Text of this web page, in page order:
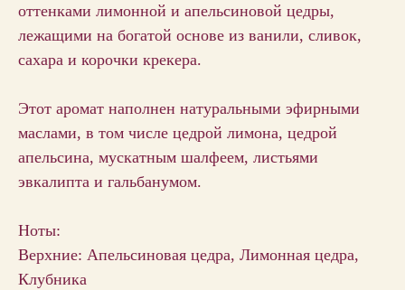
оттенками лимонной и апельсиновой цедры,
лежащими на богатой основе из ванили, сливок,
сахара и корочки крекера.
Этот аромат наполнен натуральными эфирными
маслами, в том числе цедрой лимона, цедрой
апельсина, мускатным шалфеем, листьями
эвкалипта и гальбанумом.
Ноты:
Верхние: Апельсиновая цедра, Лимонная цедра,
Клубника